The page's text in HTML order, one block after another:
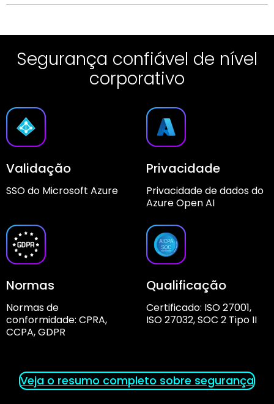
Segurança confiável de nível
corporativo
Validação
SSO do Microsoft Azure
Privacidade
Privacidade de dados do
Azure Open AI
Normas
Normas de
conformidade: CPRA,
CCPA, GDPR
Qualificação
Certificado: ISO 27001,
ISO 27032, SOC 2 Tipo II
Veja o resumo completo sobre segurança